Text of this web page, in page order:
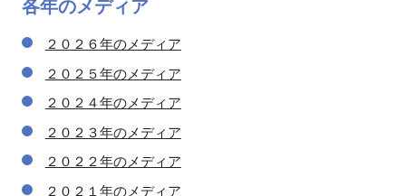
各年のメディア
２０２６年のメディア
２０２５年のメディア
２０２４年のメディア
２０２３年のメディア
２０２２年のメディア
２０２１年のメディア